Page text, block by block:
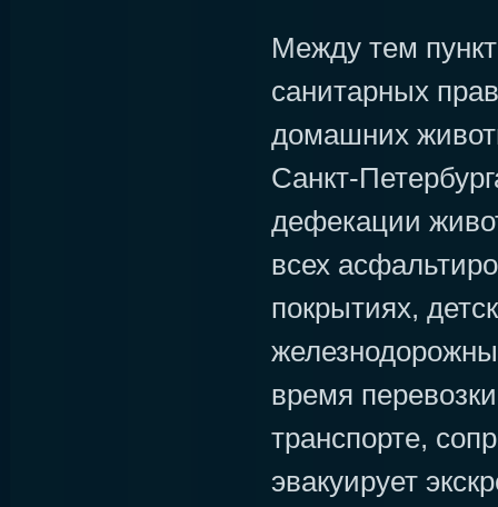
Между тем
санитарных
домашних
Санкт-
дефекации
всех
покрытиях,
время
транспорте,
эвакуирует